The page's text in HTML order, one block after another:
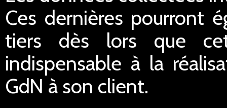
Ces dernières pourront
tiers dès lors que
indispensable à la
GdN à son client.